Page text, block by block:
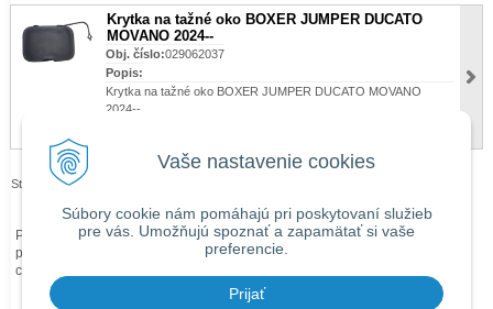
Vaše nastavenie cookies
Súbory cookie nám pomáhajú pri poskytovaní služieb
pre vás. Umožňujú spoznať a zapamätať si vaše
preferencie.
Prijať
Krytka na tažné oko BOXER JUMPER DUCATO
MOVANO 2024--
Obj. číslo:029062037
Popis:
Krytka na tažné oko BOXER JUMPER DUCATO MOVANO
2024--
Stránky: 1
Při zaslání zboží mimo území České republiky budou ke každé objednávce
přičteny náklady na dopravu mimo území ČR dle
ceně Vás budeme předem informovat telefonicky nebo e-mailem.